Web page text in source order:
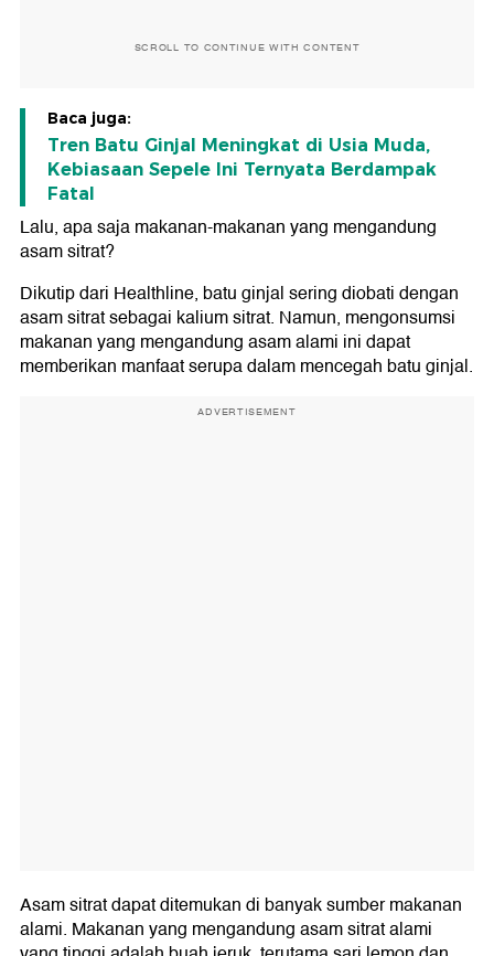
SCROLL TO CONTINUE WITH CONTENT
Baca juga:
Tren Batu Ginjal Meningkat di Usia Muda,
Kebiasaan Sepele Ini Ternyata Berdampak
Fatal
Lalu, apa saja makanan-makanan yang mengandung
asam sitrat?
Dikutip dari Healthline, batu ginjal sering diobati dengan
asam sitrat sebagai kalium sitrat. Namun, mengonsumsi
makanan yang mengandung asam alami ini dapat
memberikan manfaat serupa dalam mencegah batu ginjal.
ADVERTISEMENT
Asam sitrat dapat ditemukan di banyak sumber makanan
alami. Makanan yang mengandung asam sitrat alami